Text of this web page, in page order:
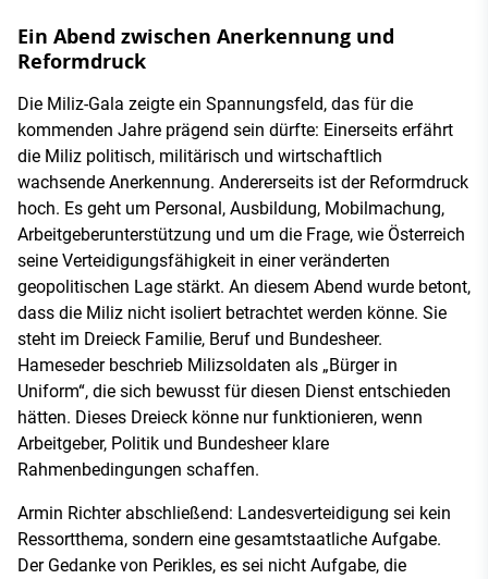
Ein Abend zwischen Anerkennung und
Reformdruck
Die Miliz-Gala zeigte ein Spannungsfeld, das für die
kommenden Jahre prägend sein dürfte: Einerseits erfährt
die Miliz politisch, militärisch und wirtschaftlich
wachsende Anerkennung. Andererseits ist der Reformdruck
hoch. Es geht um Personal, Ausbildung, Mobilmachung,
Arbeitgeberunterstützung und um die Frage, wie Österreich
seine Verteidigungsfähigkeit in einer veränderten
geopolitischen Lage stärkt. An diesem Abend wurde betont,
dass die Miliz nicht isoliert betrachtet werden könne. Sie
steht im Dreieck Familie, Beruf und Bundesheer.
Hameseder beschrieb Milizsoldaten als „Bürger in
Uniform“, die sich bewusst für diesen Dienst entschieden
hätten. Dieses Dreieck könne nur funktionieren, wenn
Arbeitgeber, Politik und Bundesheer klare
Rahmenbedingungen schaffen.
Armin Richter abschließend: Landesverteidigung sei kein
Ressortthema, sondern eine gesamtstaatliche Aufgabe.
Der Gedanke von Perikles, es sei nicht Aufgabe, die